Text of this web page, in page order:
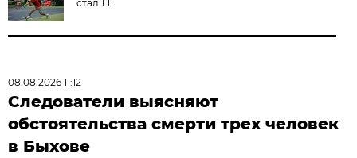
стал 1:1
08.08.2026 11:12
Следователи выясняют
обстоятельства смерти трех человек
в Быхове